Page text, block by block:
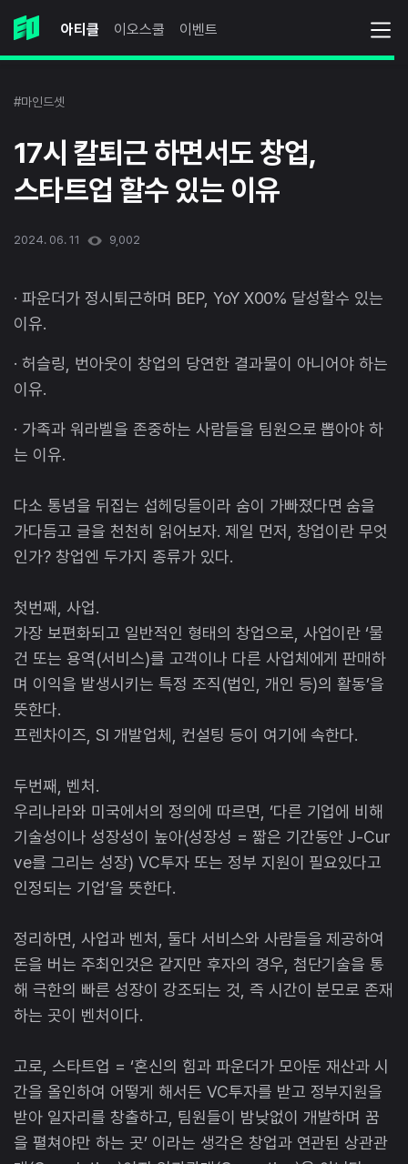
아티클 이오스쿨 이벤트
#마인드셋
17시 칼퇴근 하면서도 창업,
스타트업 할수 있는 이유
2024. 06. 11 9,002
· 파운더가 정시퇴근하며 BEP, YoY X00% 달성할수 있는
이유.
· 허슬링, 번아웃이 창업의 당연한 결과물이 아니어야 하는
이유.
· 가족과 워라벨을 존중하는 사람들을 팀원으로 뽑아야 하
는 이유.
다소 통념을 뒤집는 섭헤딩들이라 숨이 가빠졌다면 숨을
가다듬고 글을 천천히 읽어보자. 제일 먼저, 창업이란 무엇
인가? 창업엔 두가지 종류가 있다.
첫번째, 사업.
가장 보편화되고 일반적인 형태의 창업으로, 사업이란 ‘물
건 또는 용역(서비스)를 고객이나 다른 사업체에게 판매하
며 이익을 발생시키는 특정 조직(법인, 개인 등)의 활동’을
뜻한다.
프렌차이즈, SI 개발업체, 컨설팅 등이 여기에 속한다.
두번째, 벤처.
우리나라와 미국에서의 정의에 따르면, ‘다른 기업에 비해
기술성이나 성장성이 높아(성장성 = 짧은 기간동안 J-Cur
ve를 그리는 성장) VC투자 또는 정부 지원이 필요있다고
인정되는 기업’을 뜻한다.
정리하면, 사업과 벤처, 둘다 서비스와 사람들을 제공하여
돈을 버는 주최인것은 같지만 후자의 경우, 첨단기술을 통
해 극한의 빠른 성장이 강조되는 것, 즉 시간이 분모로 존재
하는 곳이 벤처이다.
고로, 스타트업 = ‘혼신의 힘과 파운더가 모아둔 재산과 시
간을 올인하여 어떻게 해서든 VC투자를 받고 정부지원을
받아 일자리를 창출하고, 팀원들이 밤낮없이 개발하며 꿈
을 펼쳐야만 하는 곳’ 이라는 생각은 창업과 연관된 상관관